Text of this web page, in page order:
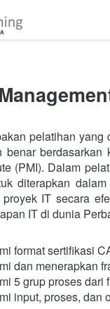
pelatihan
(PMI). Dalam
diterapkan
IT secara
IT di dunia
format sertifikasi
dan menerapkan
5 grup proses dari
input, proses, dan